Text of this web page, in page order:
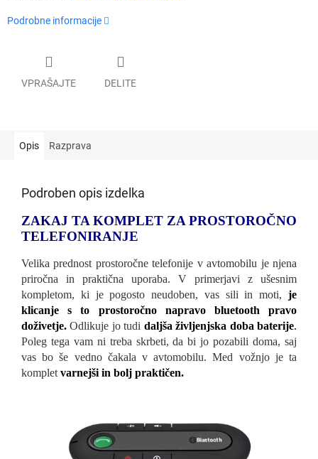
Podrobne informacije
VPRAŠAJTE DELITE
Opis Razprava
Podroben opis izdelka
ZAKAJ TA KOMPLET ZA PROSTOROČNO
TELEFONIRANJE
Velika prednost prostoročne telefonije v avtomobilu je njena
priročna in praktična uporaba. V primerjavi z ušesnim
kompletom, ki je pogosto neudoben, vas sili in moti, je
klicanje s to prostoročno napravo bluetooth pravo
doživetje. Odlikuje jo tudi daljša življenjska doba baterije.
Poleg tega vam ni treba skrbeti, da bi jo pozabili doma, saj
vas bo še vedno čakala v avtomobilu. Med vožnjo je ta
komplet varnejši in bolj praktičen.